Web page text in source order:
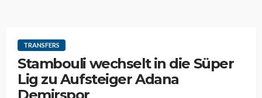
TRANSFERS
Stambouli wechselt in die Süper
Lig zu Aufsteiger Adana